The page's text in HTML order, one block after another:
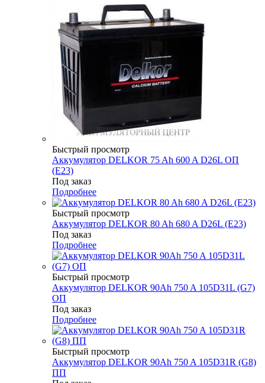
Быстрый просмотр
Аккумулятор DELKOR 75 Ah 600 A D26L ОП
(E23)
Под заказ
Подробнее
Быстрый просмотр
Аккумулятор DELKOR 80 Ah 680 A D26L (E23)
Под заказ
Подробнее
Быстрый просмотр
Аккумулятор DELKOR 90Ah 750 A 105D31L (G7)
ОП
Под заказ
Подробнее
Быстрый просмотр
Аккумулятор DELKOR 90Ah 750 A 105D31R (G8)
ПП